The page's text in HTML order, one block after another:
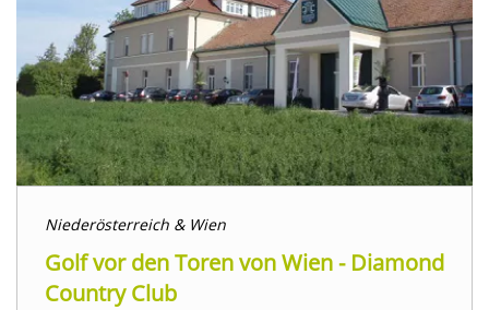
Niederösterreich & Wien
Golf vor den Toren von Wien - Diamond
Country Club